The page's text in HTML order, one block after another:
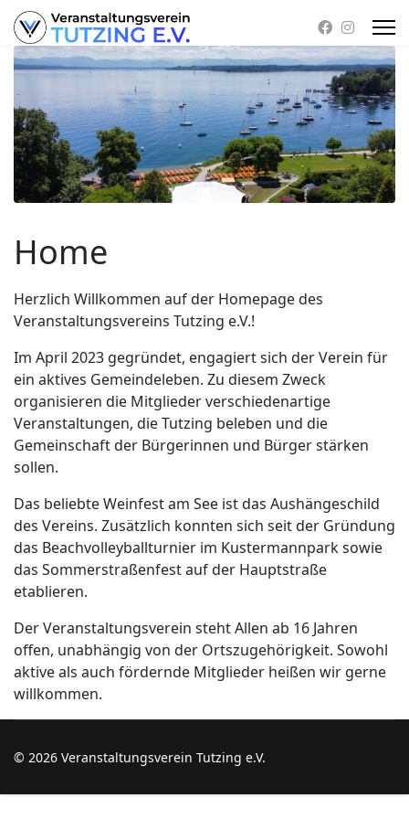
Home
Herzlich Willkommen auf der Homepage des
Veranstaltungsvereins Tutzing e.V.!
Im April 2023 gegründet, engagiert sich der Verein für
ein aktives Gemeindeleben. Zu diesem Zweck
organisieren die Mitglieder verschiedenartige
Veranstaltungen, die Tutzing beleben und die
Gemeinschaft der Bürgerinnen und Bürger stärken
sollen.
Das beliebte Weinfest am See ist das Aushängeschild
des Vereins. Zusätzlich konnten sich seit der Gründung
das Beachvolleyballturnier im Kustermannpark sowie
das Sommerstraßenfest auf der Hauptstraße
etablieren.
Der Veranstaltungsverein steht Allen ab 16 Jahren
offen, unabhängig von der Ortszugehörigkeit. Sowohl
aktive als auch fördernde Mitglieder heißen wir gerne
willkommen.
© 2026 Veranstaltungsverein Tutzing e.V.